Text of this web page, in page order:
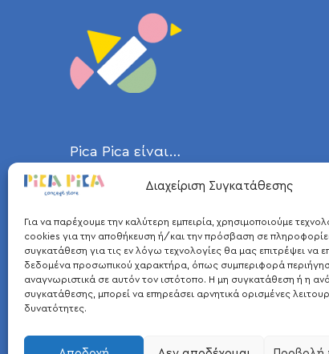
Διαχείριση Συγκατάθεσης
Για να παρέχουμε την καλύτερη εμπειρία, χρησιμοποιούμε
cookies για την αποθήκευση ή/και την πρόσβαση σε
συγκατάθεση για τις εν λόγω τεχνολογίες θα μας επιτρέψει να
δεδομένα προσωπικού χαρακτήρα, όπως συμπεριφορά
αναγνωριστικά σε αυτόν τον ιστότοπο. Η μη συγκατάθεση ή η
συγκατάθεσης, μπορεί να επηρεάσει αρνητικά ορισμένες
δυνατότητες.
Pica Pica είναι…
η καρακάξα, ένα ευφυέστατο πτηνό
και μεταξύ των πιο έξυπνων ζώων,
που ήταν η έμπνευση για το όνομά
μας. Σε συνδυασμό με το αγαπημένο
παιχνίδι των παιδιών, τα ξύλινα
τουβλάκια, δημιουργήθηκε το σήμα
μας.